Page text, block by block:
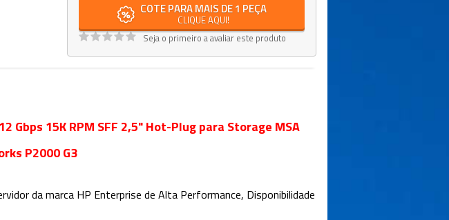
COTE PARA MAIS DE 1 PEÇA
CLIQUE AQUI!
Seja o primeiro a avaliar este produto
Gbps 15K RPM SFF 2,5" Hot-Plug para Storage MSA
P2000 G3
da marca HP Enterprise de Alta Performance, Disponibilidade